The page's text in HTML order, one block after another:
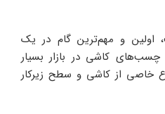
و مهم‌ترین گام در یک
کاشی در بازار بسیار
خاصی از کاشی و سطح زیرکار